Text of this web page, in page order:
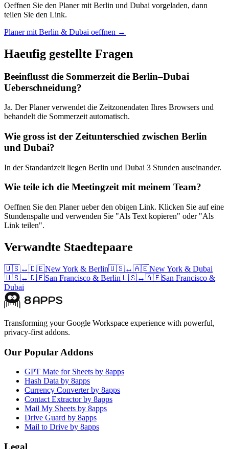
Oeffnen Sie den Planer mit Berlin und Dubai vorgeladen, dann
teilen Sie den Link.
Planer mit Berlin & Dubai oeffnen →
Haeufig gestellte Fragen
Beeinflusst die Sommerzeit die Berlin–Dubai
Ueberschneidung?
Ja. Der Planer verwendet die Zeitzonendaten Ihres Browsers und
behandelt die Sommerzeit automatisch.
Wie gross ist der Zeitunterschied zwischen Berlin
und Dubai?
In der Standardzeit liegen Berlin und Dubai 3 Stunden auseinander.
Wie teile ich die Meetingzeit mit meinem Team?
Oeffnen Sie den Planer ueber den obigen Link. Klicken Sie auf eine
Stundenspalte und verwenden Sie "Als Text kopieren" oder "Als
Link teilen".
Verwandte Staedtepaare
🇺🇸↔🇩🇪New York & Berlin🇺🇸↔🇦🇪New York & Dubai
🇺🇸↔🇩🇪San Francisco & Berlin🇺🇸↔🇦🇪San Francisco &
Dubai
Transforming your Google Workspace experience with powerful,
privacy-first addons.
Our Popular Addons
GPT Mate for Sheets by 8apps
Hash Data by 8apps
Currency Converter by 8apps
Contact Extractor by 8apps
Mail My Sheets by 8apps
Drive Guard by 8apps
Mail to Drive by 8apps
Legal